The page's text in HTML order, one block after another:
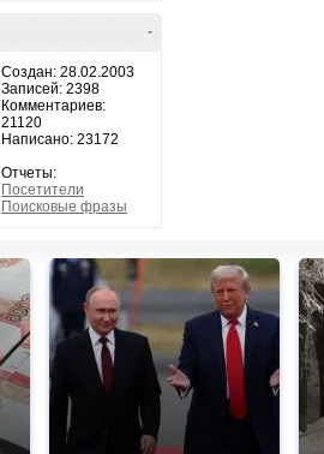
-
Создан: 28.02.2003
Записей: 2398
Комментариев:
21120
Написано: 23172
Отчеты:
Посетители
Поисковые фразы